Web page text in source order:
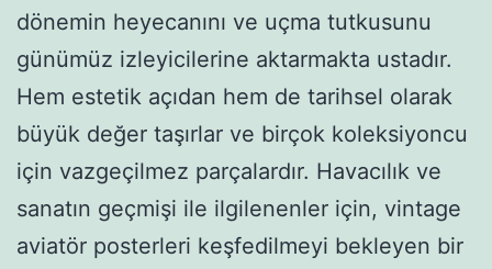
dönemin heyecanını ve uçma tutkusunu
günümüz izleyicilerine aktarmakta ustadır.
Hem estetik açıdan hem de tarihsel olarak
büyük değer taşırlar ve birçok koleksiyoncu
için vazgeçilmez parçalardır. Havacılık ve
sanatın geçmişi ile ilgilenenler için, vintage
aviatör posterleri keşfedilmeyi bekleyen bir